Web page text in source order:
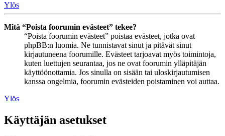
Ylös
Mitä “Poista foorumin evästeet” tekee?
“Poista foorumin evästeet” poistaa evästeet, jotka ovat
phpBB:n luomia. Ne tunnistavat sinut ja pitävät sinut
kirjautuneena foorumille. Evästeet tarjoavat myös toimintoja,
kuten luettujen seurantaa, jos ne ovat foorumin ylläpitäjän
käyttöönottamia. Jos sinulla on sisään tai uloskirjautumisen
kanssa ongelmia, foorumin evästeiden poistaminen voi auttaa.
Ylös
Käyttäjän asetukset